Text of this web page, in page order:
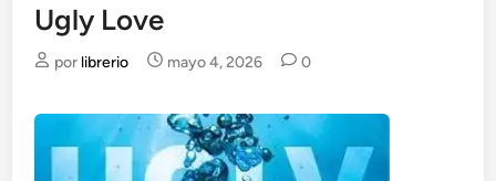
Ugly Love
por librerio mayo 4, 2026 0